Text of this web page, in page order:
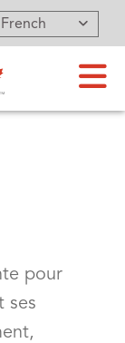
French
pour
ses